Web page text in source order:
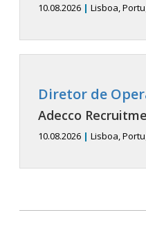
10.08.2026 | Lisboa,
Diretor de
Adecco
10.08.2026 | Lisboa,